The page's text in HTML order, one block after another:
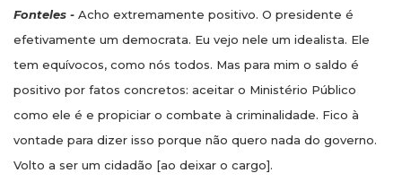
Fonteles - Acho extremamente positivo. O presidente é
efetivamente um democrata. Eu vejo nele um idealista. Ele
tem equívocos, como nós todos. Mas para mim o saldo é
positivo por fatos concretos: aceitar o Ministério Público
como ele é e propiciar o combate à criminalidade. Fico à
vontade para dizer isso porque não quero nada do governo.
Volto a ser um cidadão [ao deixar o cargo].